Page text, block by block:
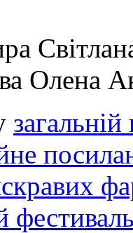
Олена
загальній